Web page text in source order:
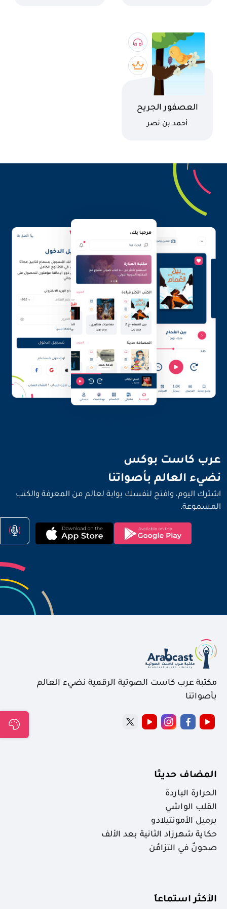
اسم الكتاب
العصفور الجريح
كاتب
أحمد بن نصر
عرب كاست بوكس
نضيء العالم بأصواتنا
اشترك اليوم، وافتح لنفسك بوابة لعالم من المعرفة والكتب
المسموعة.
مكتبة عرب كاست الصوتية الرقمية نضيء العالم
بأصواتنا
المضاف حديثا
الحرارة الباردة
القلب الواشي
برميل الأمونتيلادو
حكاية شهرزاد الثانية بعد الألف
صحونٌ في التزامُن
الأكثر استماعاَ